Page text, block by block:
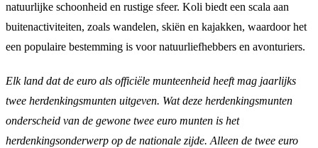
natuurlijke schoonheid en rustige sfeer. Koli biedt een scala aan
buitenactiviteiten, zoals wandelen, skiën en kajakken, waardoor het
een populaire bestemming is voor natuurliefhebbers en avonturiers.
Elk land dat de euro als officiële munteenheid heeft mag jaarlijks
twee herdenkingsmunten uitgeven. Wat deze herdenkingsmunten
onderscheid van de gewone twee euro munten is het
herdenkingsonderwerp op de nationale zijde. Alleen de twee euro